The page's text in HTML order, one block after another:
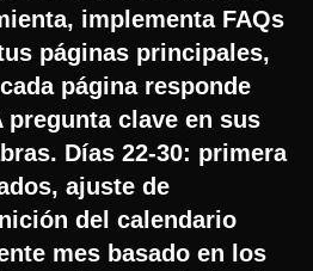
implementa FAQs
páginas principales,
página responde
pregunta clave en sus
Días 22-30: primera
ajuste de
del calendario
mes basado en los